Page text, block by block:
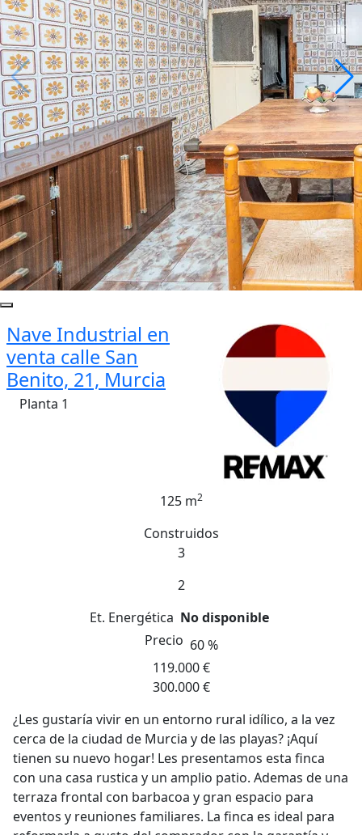
Nave Industrial en
venta calle San
Benito, 21, Murcia
Planta 1
125 m2
Construidos
3
2
Et. Energética No disponible
Precio 60 %
119.000 €
300.000 €
¿Les gustaría vivir en un entorno rural idílico, a la vez
cerca de la ciudad de Murcia y de las playas? ¡Aquí
tienen su nuevo hogar! Les presentamos esta finca
con una casa rustica y un amplio patio. Ademas de una
terraza frontal con barbacoa y gran espacio para
eventos y reuniones familiares. La finca es ideal para